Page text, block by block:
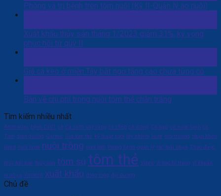
Phòng và trị bệnh trên tôm nuôi (Kỳ II-Quản lý ao nuôi)
Xuất khẩu thủy sản tháng 1/2023 giảm 31%, kỳ vọng
phục hồi từ quý II
Giá cá kèo ở miền Tây bất ngờ tăng cao chưa từng có
Bàn về chi phí trong nuôi tôm thẻ chân trắng
Tìm kiếm nhiều nhất
Ammoniac bệnh DIV1 cá Cá chim vây vàng cá chép cá măng Cá ngừ cá nước lạnh cá
Tầm dinh dưỡng Garmic Giá tôm thẻ kỹ thuật nuôi lây nhiễm lươn môi trường nhập khẩu
Nitrit nuôi lươn nuôi trồng nuôi tôm Phòng bệnh quản lý rác thải nhựa Thảo được
thủy hải sản thủy sản tôm sú tôm thẻ Vibrio vi bào tử trùng vi khuẩn
vi nhựa Virotech xuất khẩu đóng rong đại dương
Chủ đề